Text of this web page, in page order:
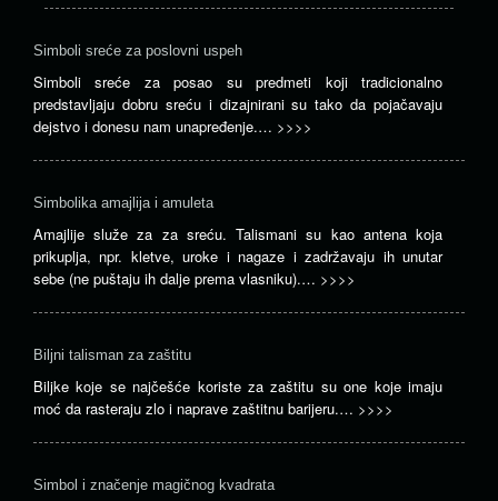
Simboli sreće za poslovni uspeh
Simboli sreće za posao su predmeti koji tradicionalno
predstavljaju dobru sreću i dizajnirani su tako da pojačavaju
dejstvo i donesu nam unapređenje.… >>>>
Simbolika amajlija i amuleta
Amajlije služe za za sreću. Talismani su kao antena koja
prikuplja, npr. kletve, uroke i nagaze i zadržavaju ih unutar
sebe (ne puštaju ih dalje prema vlasniku).… >>>>
Biljni talisman za zaštitu
Biljke koje se najčešće koriste za zaštitu su one koje imaju
moć da rasteraju zlo i naprave zaštitnu barijeru.… >>>>
Simbol i značenje magičnog kvadrata